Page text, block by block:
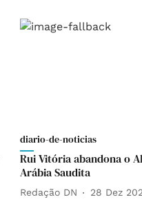
diario-de-noticias
Rui Vitória abandona o
Arábia Saudita
Redação DN 28 Dez